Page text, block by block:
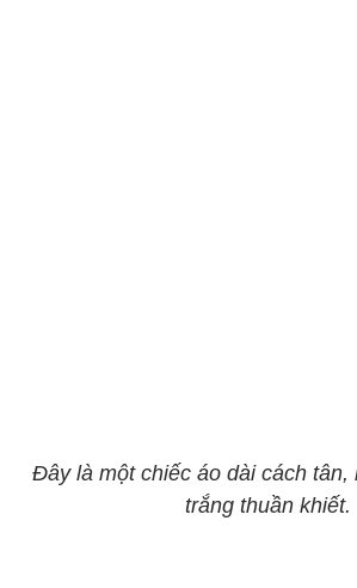
Đây là một chiếc áo dài cách tân,
trắng thuần khiết.